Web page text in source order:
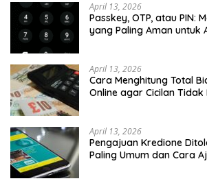
April 13, 2026
Passkey, OTP, atau PIN:
yang Paling Aman untuk
April 13, 2026
Cara Menghitung Total
Online agar Cicilan Tidak
April 13, 2026
Pengajuan Kredione
Paling Umum dan Cara